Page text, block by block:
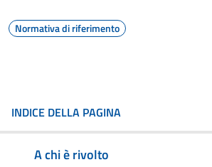
Normativa di riferimento
INDICE DELLA PAGINA
A chi è rivolto